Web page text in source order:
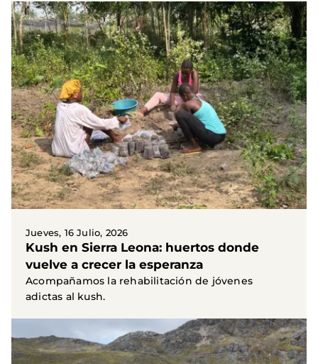
Jueves, 16 Julio, 2026
Kush en Sierra Leona: huertos donde
vuelve a crecer la esperanza
Acompañamos la rehabilitación de jóvenes
adictas al kush.